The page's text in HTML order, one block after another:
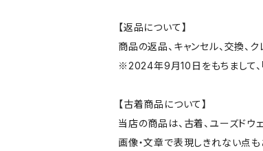
【返品について】
商品の返品、キャンセル、交換、
※2024年9月10日をもちまして、
【古着商品について】
当店の商品は、古着、ユーズド
画像・文章で表現しきれない点も